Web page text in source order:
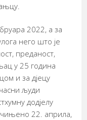
2022, а за
него што је
преданост,
у 25 година
и за дјецу
људи
додјелу
22. априла,